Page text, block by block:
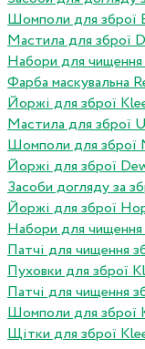
Шомполи для зброї
Мастила для зброї
Набори для
Фарба маскувальна
Йоржі для зброї
Мастила для зброї
Шомполи для зброї
Йоржі для зброї
Засоби догляду за
Йоржі для зброї
Набори для
Патчі для чищення
Пуховки для зброї
Патчі для чищення
Шомполи для зброї
Щітки для зброї